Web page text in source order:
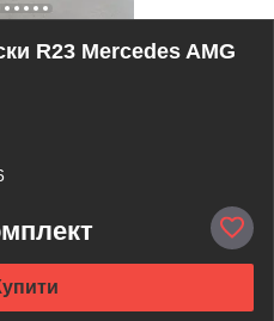
R23 Mercedes AMG